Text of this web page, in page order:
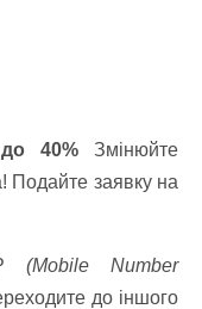
40% Змінюйте
Подайте заявку на
(Mobile Number
до іншого